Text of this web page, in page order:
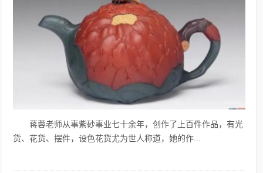
蒋蓉老师从事紫砂事业七十余年，创作了上百件作品，有光
货、花货、摆件，设色花货尤为世人称道，她的作...